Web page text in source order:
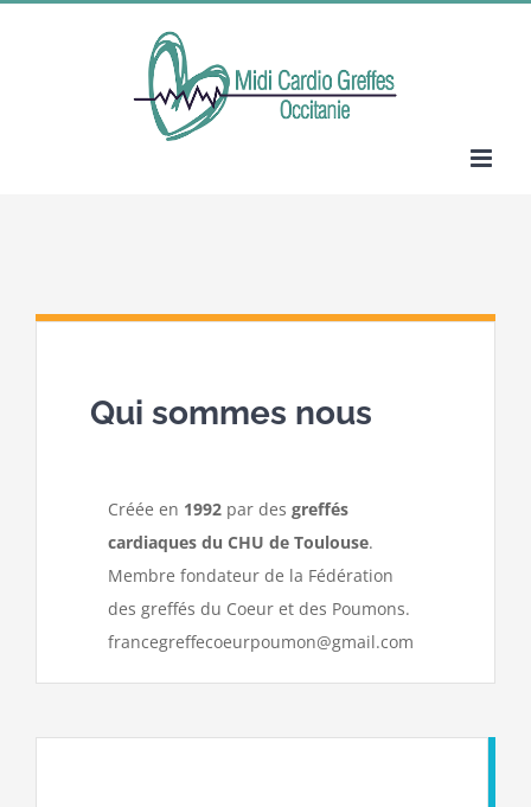
Qui sommes nous
Créée en 1992 par des greffés
cardiaques du CHU de Toulouse.
Membre fondateur de la Fédération
des greffés du Coeur et des Poumons.
francegreffecoeurpoumon@gmail.com